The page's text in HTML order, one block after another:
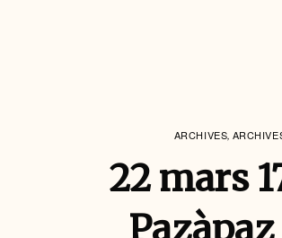
ARCHIVES,
22 mars